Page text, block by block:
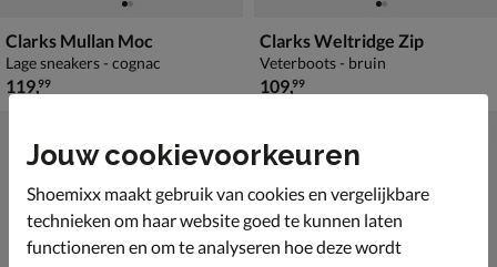
Clarks Mullan Moc
Lage sneakers - cognac
€ 119,99
119,99
Clarks Weltridge Zip
Veterboots - bruin
€ 109,99
109,99
Jouw cookievoorkeuren
Shoemixx maakt gebruik van cookies en vergelijkbare
technieken om haar website goed te kunnen laten
functioneren en om te analyseren hoe deze wordt